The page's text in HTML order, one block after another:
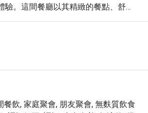
驗。這間餐廳以其精緻的餐點、舒適
戶外用餐區而聞名，無論是與摯愛共
親友歡聚，都能在此找到完美的用餐
，您可以在悠閒的午餐、豐盛的晚
在欣賞美景的同時品嚐美食；對於行
供無障礙入口，確保人人都能輕鬆抵
費停車場也為自駕的客人提供了極大
餐飲, 家庭聚會, 朋友聚會, 無麩質飲食